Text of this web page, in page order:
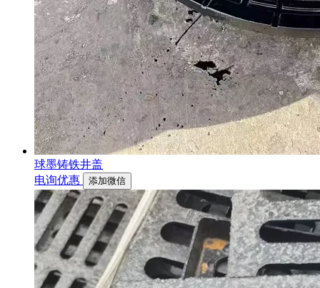
球墨铸铁井盖
电询优惠
添加微信